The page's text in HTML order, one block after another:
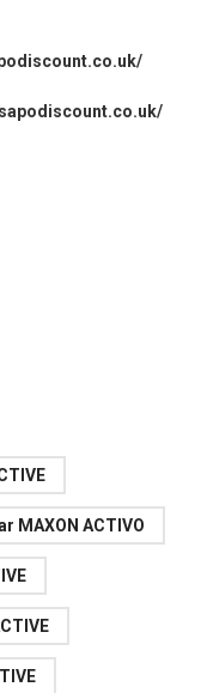
MAXON ACTIVO